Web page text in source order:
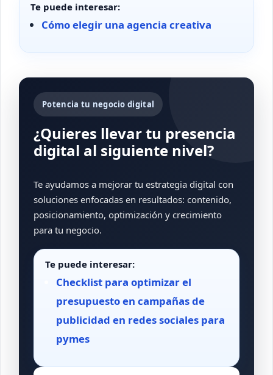
Te puede interesar:
Cómo elegir una agencia creativa
Potencia tu negocio digital
¿Quieres llevar tu presencia
digital al siguiente nivel?
Te ayudamos a mejorar tu estrategia digital con
soluciones enfocadas en resultados: contenido,
posicionamiento, optimización y crecimiento
para tu negocio.
Te puede interesar:
Checklist para optimizar el
presupuesto en campañas de
publicidad en redes sociales para
pymes